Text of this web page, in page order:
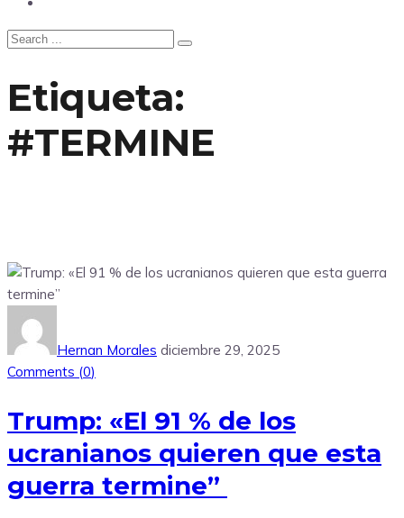
Etiqueta:
#TERMINE
Hernan Morales diciembre 29, 2025
Comments (0)
Trump: «El 91 % de los
ucranianos quieren que esta
guerra termine”